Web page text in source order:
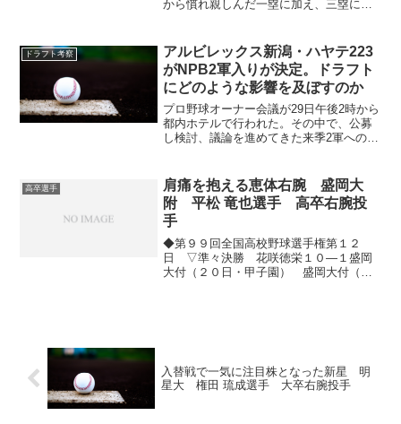
から慣れ親しんだ一塁に加え、三塁にも
い。まだまだ捕球だったり送球の面で課
題はたくさんあります」と汗...
ドラフト考察
アルビレックス新潟・ハヤテ223
がNPB2軍入りが決定。ドラフト
にどのような影響を及ぼすのか
プロ野球オーナー会議が29日午後2時から
都内ホテルで行われた。その中で、公募
し検討、議論を進めてきた来季2軍への新
潟市が拠点の「アルビレックス新潟」の2
チームに内定...
高卒選手
肩痛を抱える恵体右腕 盛岡大
附 平松 竜也選手 高卒右腕投
手
◆第９９回全国高校野球選手権第１２
日 ▽準々決勝 花咲徳栄１０―１盛岡
大付（２０日・甲子園） 盛岡大付（岩
入替戦で一気に注目株となった新星 明
星大 権田 琉成選手 大卒右腕投手